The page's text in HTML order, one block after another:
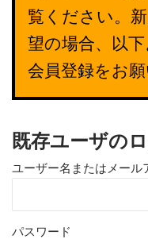
覧ください。
望の場合、以
会員登録をお願
既存ユーザの
ユーザー名またはメール
パスワード